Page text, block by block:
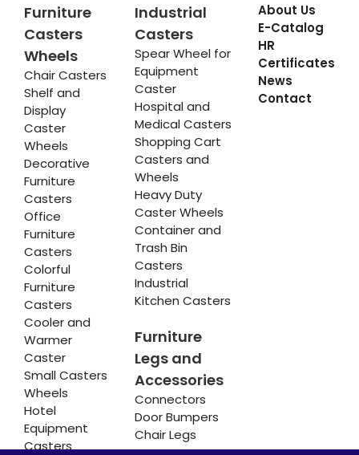
Furniture
Casters
Wheels
Chair Casters
Shelf and
Display
Caster
Wheels
Decorative
Furniture
Casters
Office
Furniture
Casters
Colorful
Furniture
Casters
Cooler and
Warmer
Caster
Small Casters
Wheels
Hotel
Equipment
Casters
Industrial
Casters
Spear Wheel for
Equipment
Caster
Hospital and
Medical Casters
Shopping Cart
Casters and
Wheels
Heavy Duty
Caster Wheels
Container and
Trash Bin
Casters
Industrial
Kitchen Casters
Furniture
Legs and
Accessories
Connectors
Door Bumpers
Chair Legs
About Us
E-Catalog
HR
Certificates
News
Contact